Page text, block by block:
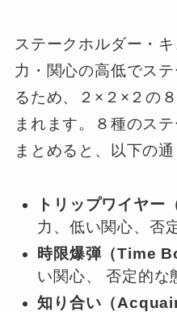
ステークホルダー・
力・関心の高低でス
るため、２×２×２の
まれます。８種のス
まとめると、以下の
トリップワイヤー
力、低い関心、否
時限爆弾（Time
い関心、 否定的な
知り合い（